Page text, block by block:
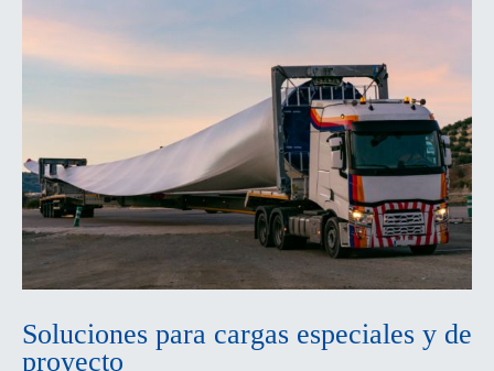
Soluciones para cargas especiales y de
proyecto